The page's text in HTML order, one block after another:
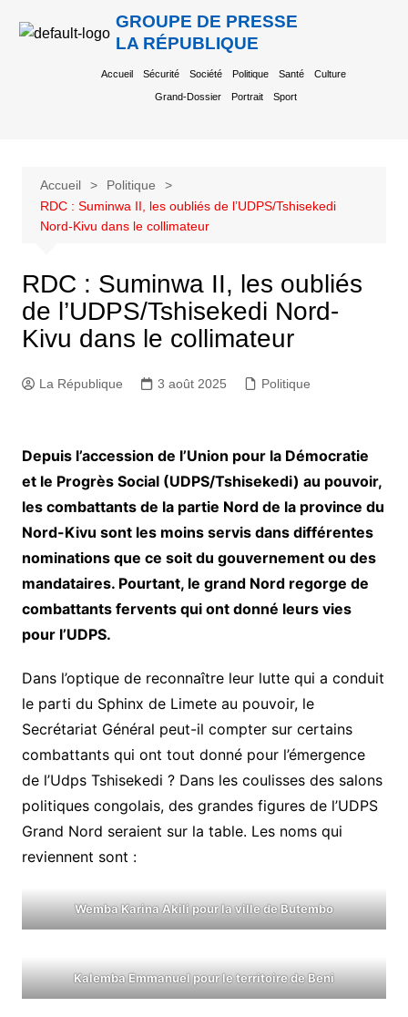
GROUPE DE PRESSE
LA RÉPUBLIQUE
Accueil Sécurité Société Politique Santé Culture
Grand-Dossier Portrait Sport
Accueil
Politique
RDC : Suminwa II, les oubliés de l’UDPS/Tshisekedi
Nord-Kivu dans le collimateur
RDC : Suminwa II, les oubliés
de l’UDPS/Tshisekedi Nord-
Kivu dans le collimateur
La République 3 août 2025 Politique
Depuis l’accession de l’Union pour la Démocratie
et le Progrès Social (UDPS/Tshisekedi) au pouvoir,
les combattants de la partie Nord de la province du
Nord-Kivu sont les moins servis dans différentes
nominations que ce soit du gouvernement ou des
mandataires. Pourtant, le grand Nord regorge de
combattants fervents qui ont donné leurs vies
pour l’UDPS.
Dans l’optique de reconnaître leur lutte qui a conduit
le parti du Sphinx de Limete au pouvoir, le
Secrétariat Général peut-il compter sur certains
combattants qui ont tout donné pour l’émergence
de l’Udps Tshisekedi ? Dans les coulisses des salons
politiques congolais, des grandes figures de l’UDPS
Grand Nord seraient sur la table. Les noms qui
reviennent sont :
Wemba Karina Akili pour la ville de Butembo
Kalemba Emmanuel pour le territoire de Beni